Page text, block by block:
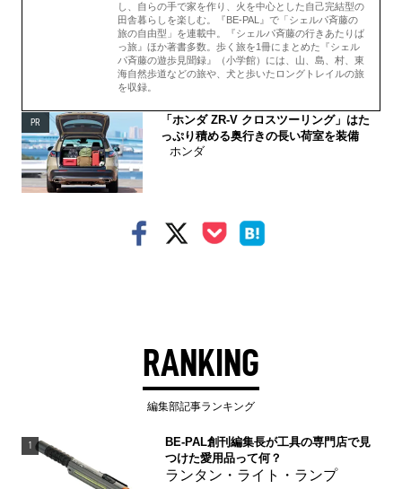
し、自らの手で家を作り、火を中心とした自己完結型の
田舎暮らしを楽しむ。『BE-PAL』で「 シェルパ斉藤の
旅の自由型」を連載中。『シェルパ斉藤の行きあたりば
っ旅』ほか著書多数。歩く旅を1冊にまとめた『シェル
パ斉藤の遊歩見聞録』（小学館）には、山、島、村、東
海自然歩道などの旅や、犬と歩いたロングトレイルの旅
を収録。
PR
「ホンダ ZR-V クロスツーリング」はた
っぷり積める奥行きの長い荷室を装備
ホンダ
RANKING
編集部記事ランキング
1
BE-PAL創刊編集長が工具の専門店で見
つけた愛用品って何？
ランタン・ライト・ランプ